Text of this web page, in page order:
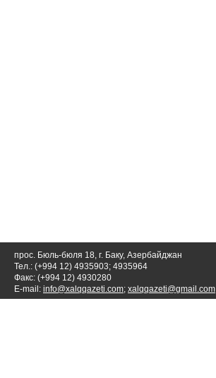
прос. Бюль-бюля 18, г. Баку, Азербайджан
Тел.: (+994 12) 4935903; 4935964
Факс: (+994 12) 4930280
E-mail: info@xalqqazeti.com; xalqqazeti@gmail.com